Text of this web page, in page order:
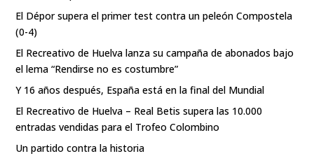
El Dépor supera el primer test contra un peleón Compostela
(0-4)
El Recreativo de Huelva lanza su campaña de abonados bajo
el lema “Rendirse no es costumbre”
Y 16 años después, España está en la final del Mundial
El Recreativo de Huelva – Real Betis supera las 10.000
entradas vendidas para el Trofeo Colombino
Un partido contra la historia